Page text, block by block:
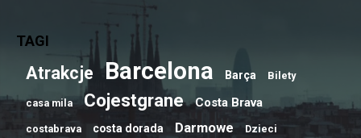
TAGI
Atrakcje Barcelona Barça Bilety
casa mila Cojestgrane Costa Brava
costabrava costa dorada Darmowe Dzieci